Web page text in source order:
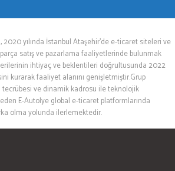
2020 yılında İstanbul Ataşehir’de e-ticaret siteleri ve
satış ve pazarlama faaliyetlerinde bulunmak
ihtiyaç ve beklentileri doğrultusunda 2022
kurarak faaliyet alanını genişletmiştir.Grup
tecrübesi ve dinamik kadrosu ile teknolojik
E-Autolye global e-ticaret platformlarında
olma yolunda ilerlemektedir.